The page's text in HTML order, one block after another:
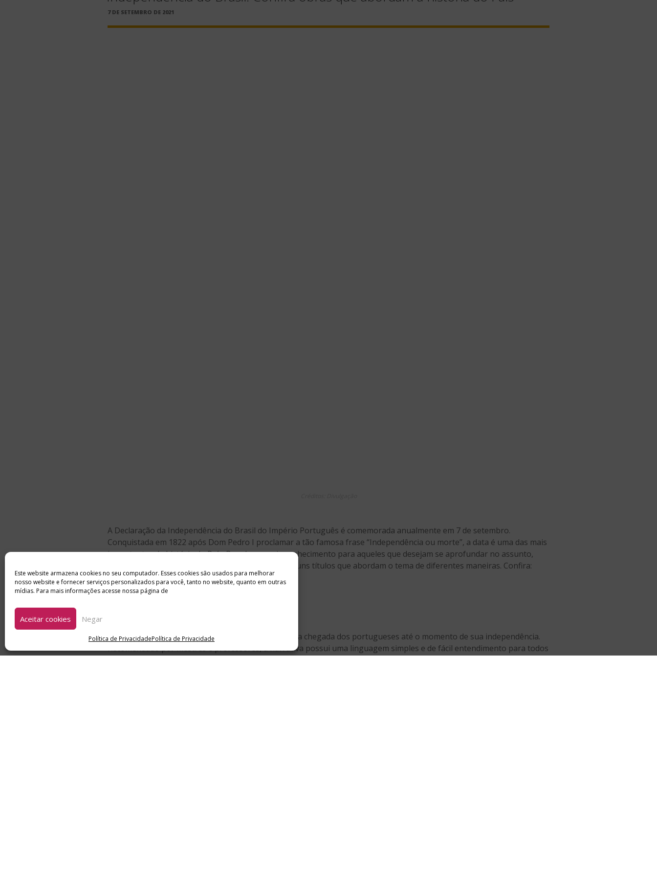
Este website armazena cookies no seu computador. Esses cookies são usados ​​para melhorar
nosso website e fornecer serviços personalizados para você, tanto no website, quanto em outras
mídias. Para mais informações acesse nossa página de
Aceitar cookies Negar
Política de PrivacidadePolítica de Privacidade
PUBLICADO
7 DE SETEMBRO DE 2021
A Declaração da Independência do Brasil do Império Português é comemorada anualmente em 7 de setembro.
Conquistada em 1822 após Dom Pedro I proclamar a tão famosa frase “Independência ou morte”, a data é uma das mais
importantes da história do País. Para levar mais conhecimento para aqueles que desejam se aprofundar no assunto,
especialistas do Clube de Autores, selecionaram alguns títulos que abordam o tema de diferentes maneiras. Confira:
A História do Brasil Colonial, por András Pataki
O livro paradidático conta a história do Brasil desde a chegada dos portugueses até o momento de sua independência.
Recomendado por mestres e professores, a narrativa possui uma linguagem simples e de fácil entendimento para todos